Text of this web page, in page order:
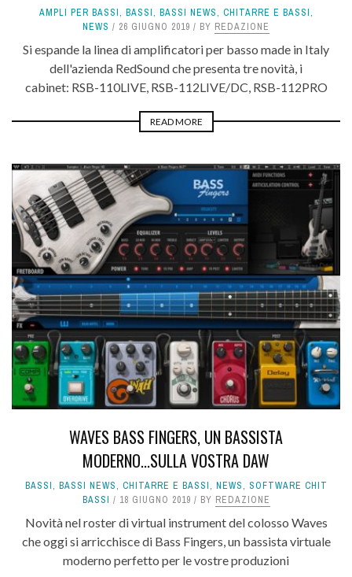
AMPLI PER BASSI, BASSI, BASSI NEWS, CHITARRE E BASSI,
NEWS
26 GIUGNO 2019 BY REDAZIONE
Si espande la linea di amplificatori per basso made in Italy
dell'azienda RedSound che presenta tre novità, i
cabinet: RSB-110LIVE, RSB-112LIVE/DC, RSB-112PRO
READ MORE
WAVES BASS FINGERS, UN BASSISTA
MODERNO...SULLA VOSTRA DAW
BASSI, BASSI NEWS, CHITARRE E BASSI, NEWS, SOFTWARE CHIT
BASSI
18 GIUGNO 2019 BY REDAZIONE
Novità nel roster di virtual instrument del colosso Waves
che oggi si arricchisce di Bass Fingers, un bassista virtuale
moderno perfetto per le vostre produzioni